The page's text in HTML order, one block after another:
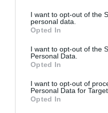
not limited to your visit or
grant or deny consent to
use your data for below
consent section.
I want to opt-out of the
personal data.
Opted In
I want to opt-out of the
Personal Data.
Opted In
I want to opt-out of
Personal Data for
Opted In